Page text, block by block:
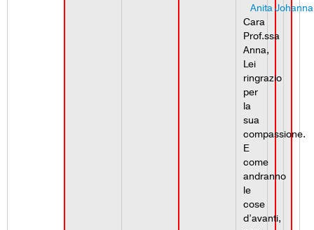
Anita Johanna
Cara
Prof.ssa
Anna,
Lei
ringrazio
per
la
sua
compassione.
E
come
andranno
le
cose
d’avanti,